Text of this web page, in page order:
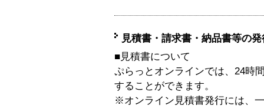
見積書・請求書・納品書等の
■見積書について
ぷらっとオンラインでは、24時
することができます。
※オンライン見積書発行には、